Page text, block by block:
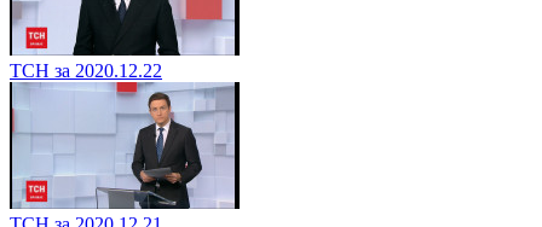
ТСН за 2020.12.22